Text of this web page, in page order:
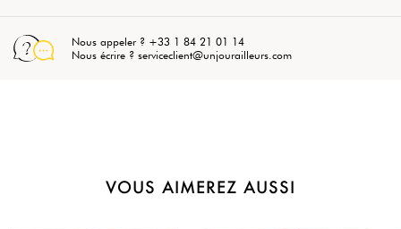
Nous appeler ? +33 1 84 21 01 14
Nous écrire ? serviceclient@unjourailleurs.com
VOUS AIMEREZ AUSSI